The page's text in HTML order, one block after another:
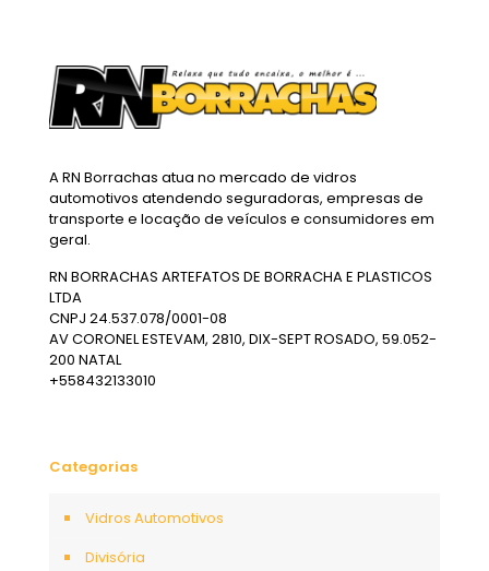
A RN Borrachas atua no mercado de vidros
automotivos atendendo seguradoras, empresas de
transporte e locação de veículos e consumidores em
geral.
RN BORRACHAS ARTEFATOS DE BORRACHA E PLASTICOS
LTDA
CNPJ 24.537.078/0001-08
AV CORONEL ESTEVAM, 2810, DIX-SEPT ROSADO, 59.052-
200 NATAL
+558432133010
Categorias
Vidros Automotivos
Divisória